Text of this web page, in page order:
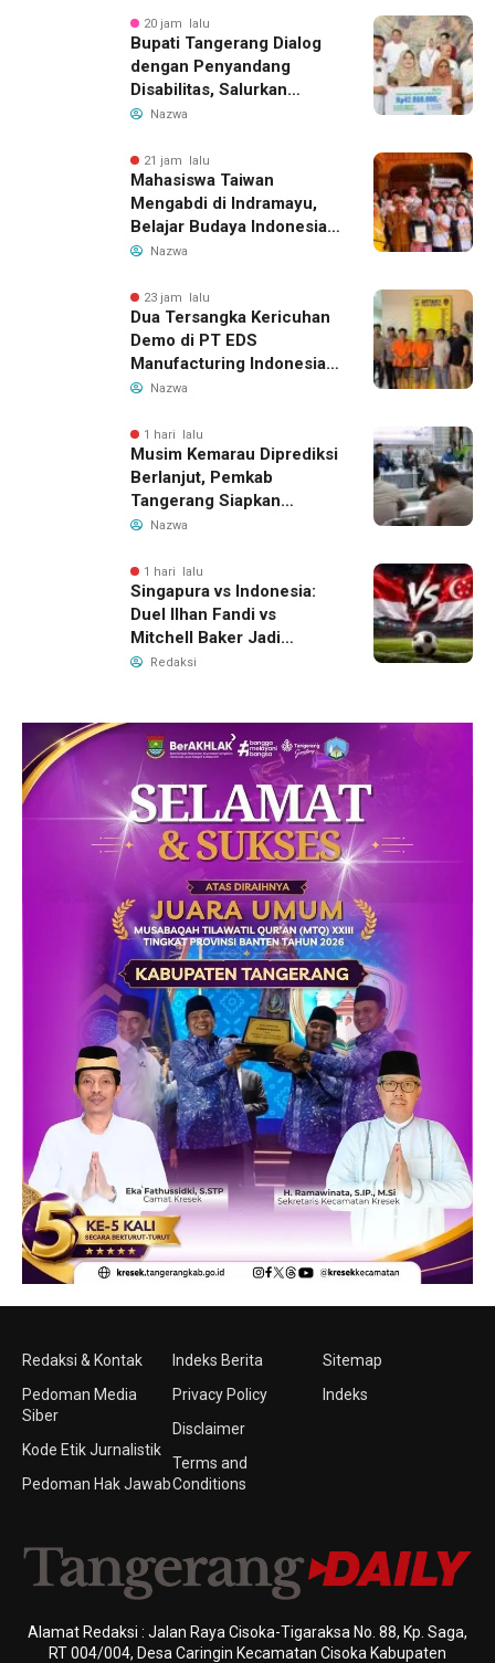
Bandung-Denpasar
20 jam lalu
Bupati Tangerang Dialog
dengan Penyandang
Disabilitas, Salurkan
Bantuan dan Tampung
Nazwa
21 jam lalu
Mahasiswa Taiwan
Mengabdi di Indramayu,
Belajar Budaya Indonesia
dan Edukasi Pekerja
Nazwa
23 jam lalu
Dua Tersangka Kericuhan
Demo di PT EDS
Manufacturing Indonesia
Ditahan, Polda Banten
Pengelolaan Limbah
Nazwa
1 hari lalu
Musim Kemarau Diprediksi
Berlanjut, Pemkab
Tangerang Siapkan
Langkah Antisipasi Krisis
Nazwa
1 hari lalu
Singapura vs Indonesia:
Duel Ilhan Fandi vs
Mitchell Baker Jadi
Sorotan di Piala AFF 2026
Redaksi
Redaksi & Kontak
Pedoman Media
Siber
Kode Etik Jurnalistik
Pedoman Hak Jawab
Indeks Berita
Privacy Policy
Disclaimer
Terms and
Conditions
Sitemap
Indeks
Alamat Redaksi : Jalan Raya Cisoka-Tigaraksa No. 88, Kp. Saga,
RT 004/004, Desa Caringin Kecamatan Cisoka Kabupaten